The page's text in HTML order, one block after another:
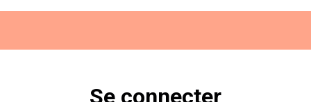
Se connecter